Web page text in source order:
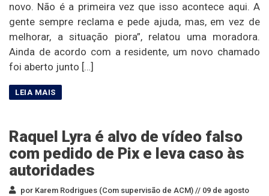
novo. Não é a primeira vez que isso acontece aqui. A
gente sempre reclama e pede ajuda, mas, em vez de
melhorar, a situação piora”, relatou uma moradora.
Ainda de acordo com a residente, um novo chamado
foi aberto junto […]
Raquel Lyra é alvo de vídeo falso
com pedido de Pix e leva caso às
autoridades
por Karem Rodrigues (Com supervisão de ACM) // 09 de agosto